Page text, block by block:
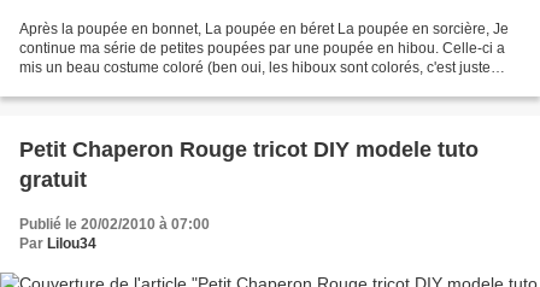
Après la poupée en bonnet, La poupée en béret La poupée en sorcière, Je
continue ma série de petites poupées par une poupée en hibou. Celle-ci a
mis un beau costume coloré (ben oui, les hiboux sont colorés, c'est juste
Petit Chaperon Rouge tricot DIY modele tuto
gratuit
Publié le 20/02/2010 à 07:00
Par Lilou34